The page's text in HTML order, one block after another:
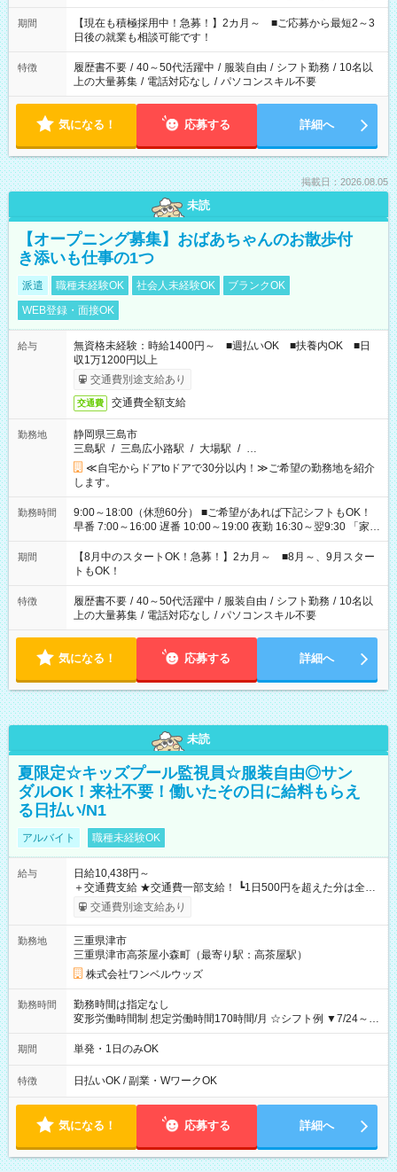
い」 「余裕を持って夕飯の準備がしたい」 「できれば残業はし
たくない」 など、ご希望を教えてくださいね。 ※Wワーク希望
の方へ 今ご覧のお仕事で希望する勤務時間と、もう1つのお仕事
の勤務時間。 合計で週40時間を超える場合は応募できません。
期間
【現在も積極採用中！急募！】2カ月～ ■ご応募から最短2～3
日後の就業も相談可能です！
特徴 履歴書不要 / 40～50代活躍中 / 服装自由 / シフト勤務 / 10名以
上の大量募集 / 電話対応なし / パソコンスキル不要
気になる！ 応募する 詳細へ
掲載日：2026.08.05
未読
【オープニング募集】おばあちゃんのお散歩付
き添いも仕事の1つ
派遣 職種未経験OK 社会人未経験OK
ブランクOK
WEB登録・面接OK
給与
無資格未経験：時給1400円～ ■週払いOK ■扶養内OK ■日
収1万1200円以上
交通費別途支給あり
交通費 交通費全額支給
勤務地
静岡県三島市
三島駅 / 三島広小路駅 / 大場駅 / …
≪自宅からドアtoドアで30分以内！≫ご希望の勤務地を紹介
します。
勤務時間
9:00～18:00（休憩60分） ■ご希望があれば下記シフトもOK！
早番 7:00～16:00 遅番 10:00～19:00 夜勤 16:30～翌9:30 「家族
と休みを合わせたい」 「余裕を持って夕飯の準備がしたい」
「できれば残業はしたくない」 など、ご希望を教えてください
ね。 ※Wワーク希望の方へ 今ご覧のお仕事で希望する勤務時間
と、もう1つのお仕事の勤務時間。 合計で週40時間を超える場
合は応募できません。
期間
【8月中のスタートOK！急募！】2カ月～ ■8月～、9月スター
トもOK！
特徴 履歴書不要 / 40～50代活躍中 / 服装自由 / シフト勤務 / 10名以
上の大量募集 / 電話対応なし / パソコンスキル不要
気になる！ 応募する 詳細へ
未読
夏限定☆キッズプール監視員☆服装自由◎サン
ダルOK！来社不要！働いたその日に給料もらえ
る日払い/N1
アルバイト 職種未経験OK
給与
日給10,438円～
＋交通費支給 ★交通費一部支給！ ┗1日500円を超えた分は全額
支給！ ※往復500円以内の方は自己負担となります ★日払い
OK！（規定あり） ┗働いたその日に現金GET♪ お仕事後はコン
期間なし
交通費別途支給あり
勤務地
三重県津市
三重県津市高茶屋小森町（最寄り駅：高茶屋駅）
株式会社ワンベルウッズ
勤務時間
勤務時間は指定なし
変形労働時間制 想定労働時間170時間/月 ☆シフト例 ▼7/24～
8/31 10：45～18：30
期間 単発・1日のみOK
特徴 日払いOK / 副業・WワークOK
気になる！ 応募する 詳細へ